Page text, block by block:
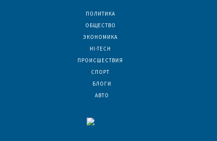
ПОЛИТИКА
ОБЩЕСТВО
ЭКОНОМИКА
HI-TECH
ПРОИСШЕСТВИЯ
СПОРТ
БЛОГИ
АВТО